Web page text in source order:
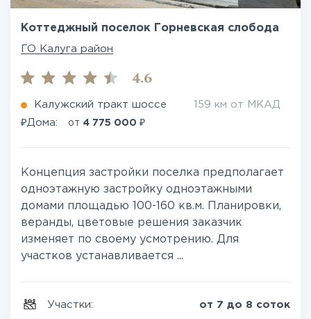
Коттеджный поселок Горневская слобода
ГО Калуга район
4.6
Калужский тракт шоссе 159 км от МКАД
₽Дома: от 4 775 000 ₽
Концепция застройки поселка предполагает
одноэтажную застройку одноэтажными
домами площадью 100-160 кв.м. Планировки,
веранды, цветовые решения заказчик
изменяет по своему усмотрению. Для
участков устанавливается ...
Участки: от 7 до 8 соток